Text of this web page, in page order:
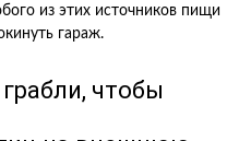
из этих источников пищи
гараж.
чтобы